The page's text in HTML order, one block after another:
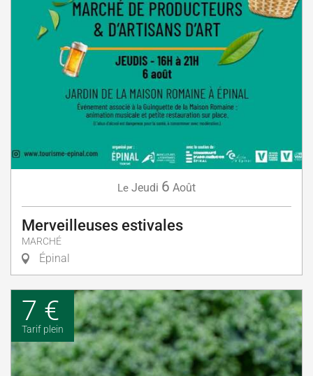
Le Jeudi 6 Août
Merveilleuses estivales
MARCHÉ
Épinal
7 €
Tarif plein